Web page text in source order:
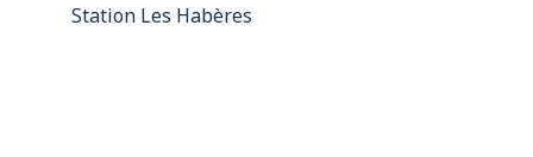
Station Les Habères